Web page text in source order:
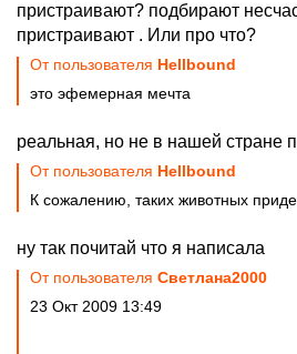
пристраивают? подбирают
пристраивают . Или про что?
От пользователя Hellbound
это эфемерная мечта
реальная, но не в нашей стране
От пользователя Hellbound
К сожалению, таких животных
ну так почитай что я написала
От пользователя Cвeтлaнa2000
23 Окт 2009 13:49